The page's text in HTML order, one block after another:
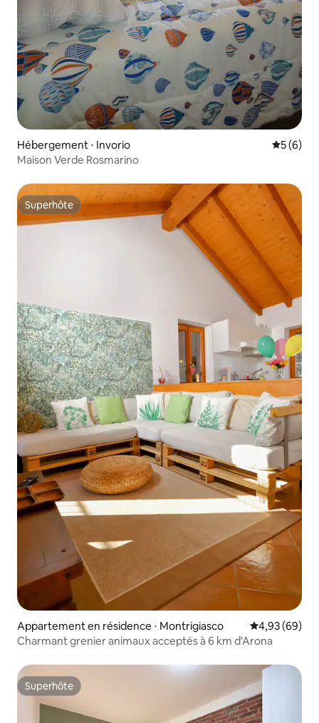
Hébergement ⋅ Invorio
5 (6)
Maison Verde Rosmarino
Superhôte
Superhôte
Appartement en résidence ⋅ Montrigiasco Évaluation
4,93 (69)
Charmant grenier animaux acceptés à 6 km d'Arona
Superhôte
Superhôte